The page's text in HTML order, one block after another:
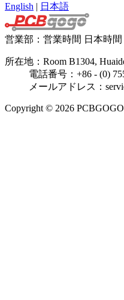
English | 日本語
営業部： 営業時間 日本時間
所在地：Room B1304,
電話番号：+86 - (0)
メールアドレス：
Copyright © 2026